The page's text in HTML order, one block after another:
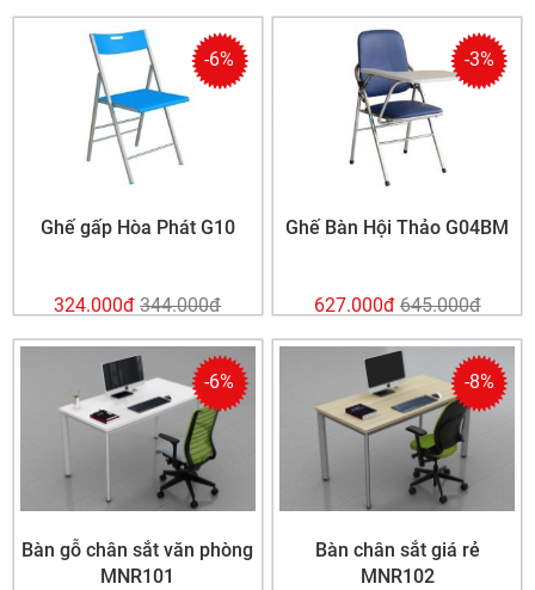
-6%
Ghế gấp Hòa Phát G10
324.000đ 344.000đ
-3%
Ghế Bàn Hội Thảo G04BM
627.000đ 645.000đ
-6%
Bàn gỗ chân sắt văn phòng
MNR101
-8%
Bàn chân sắt giá rẻ
MNR102